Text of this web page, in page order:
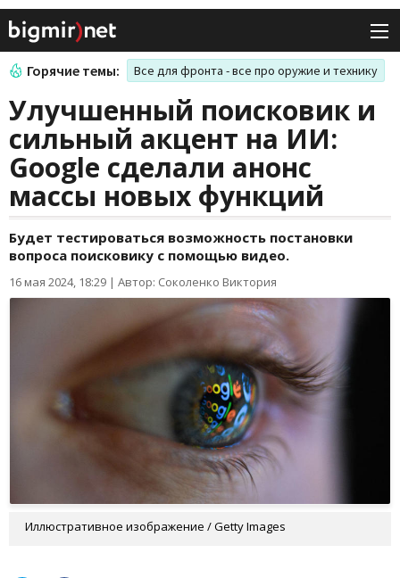
Горячие темы: Все для фронта - все про оружие и технику
Улучшенный поисковик и
сильный акцент на ИИ:
Google сделали анонс
массы новых функций
Будет тестироваться возможность постановки
вопроса поисковику с помощью видео.
16 мая 2024, 18:29 | Автор: Соколенко Виктория
Иллюстративное изображение / Getty Images